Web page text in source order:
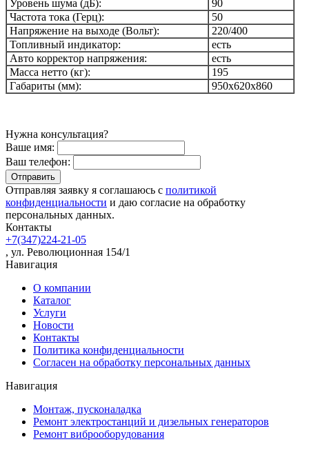
Уровень шума (дБ):
90
Частота тока (Герц):
50
Напряжение на выходе (Вольт):
220/400
Топливный индикатор:
есть
Авто корректор напряжения:
есть
Масса нетто (кг):
195
Габариты (мм):
950х620х860
Нужна консультация?
Ваше имя:
Ваш телефон:
Отправляя заявку я соглашаюсь с политикой
конфиденциальности и даю согласие на обработку
персональных данных.
Контакты
+7(347)224-21-05
, ул. Революционная 154/1
Навигация
О компании
Каталог
Услуги
Новости
Контакты
Политика конфиденциальности
Согласен на обработку персональных данных
Навигация
Монтаж, пусконаладка
Ремонт электростанций и дизельных генераторов
Ремонт виброоборудования